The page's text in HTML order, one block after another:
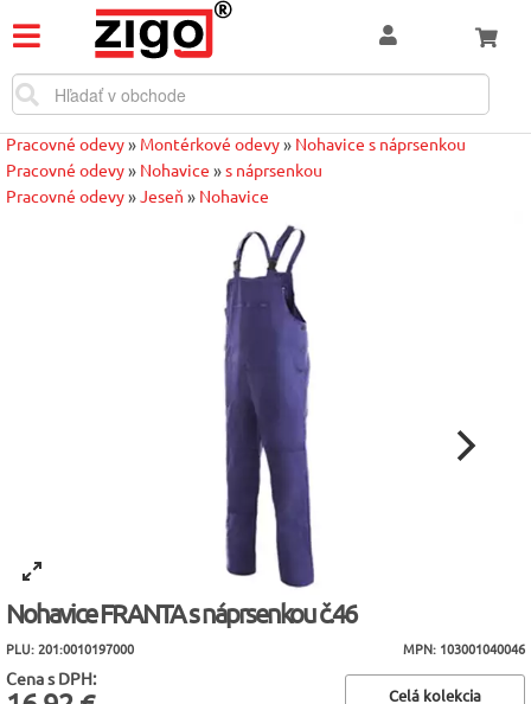
Pracovné odevy» Montérkové odevy» Nohavice s náprsenkou
Pracovné odevy» Nohavice »s náprsenkou
Pracovné odevy»Jeseň » Nohavice
Nohavice FRANTA s náprsenkou č.46
PLU: 201:0010197000 MPN: 103001040046
Cena s DPH:
Celá kolekcia